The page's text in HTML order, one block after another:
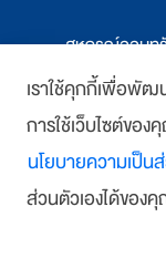
สหกรณ์ออมท
ที่ตั้ง
โทร
เราใช้คุกกี้เพื่อพั
การใช้เว็บไซต์ขอ
นโยบายความเป็น
ส่วนตัวเองได้ของ